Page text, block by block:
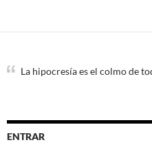
La hipocresía es el colmo de
ENTRAR